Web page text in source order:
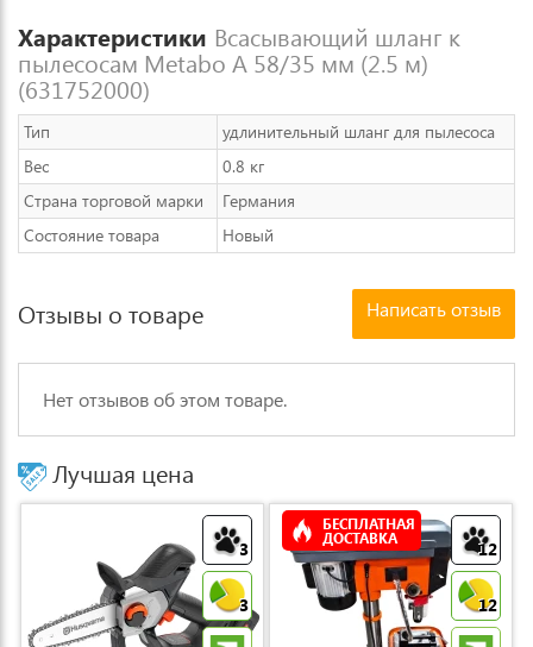
Характеристики Всасывающий шланг к
пылесосам Metabo A 58/35 мм (2.5 м)
(631752000)
Тип
удлинительный шланг для пылесоса
Вес
0.8 кг
Страна торговой марки
Германия
Состояние товара
Новый
Отзывы о товаре Написать отзыв
Нет отзывов об этом товаре.
Лучшая цена
3
3
12
12
БЕСПЛАТНАЯ
ДОСТАВКА